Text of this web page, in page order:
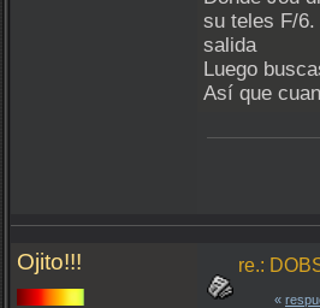
su teles F/6.
salida
Luego
Así que
Ojito!!! re.:
«